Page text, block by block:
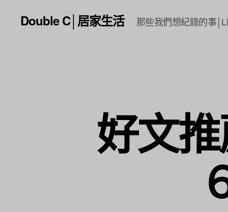
Double C│居家生活 那些我們想紀錄的事
好文